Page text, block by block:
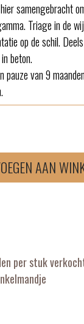
samengebracht
Triage in de
op de schil.
beton.
van 9
AAN
per stuk